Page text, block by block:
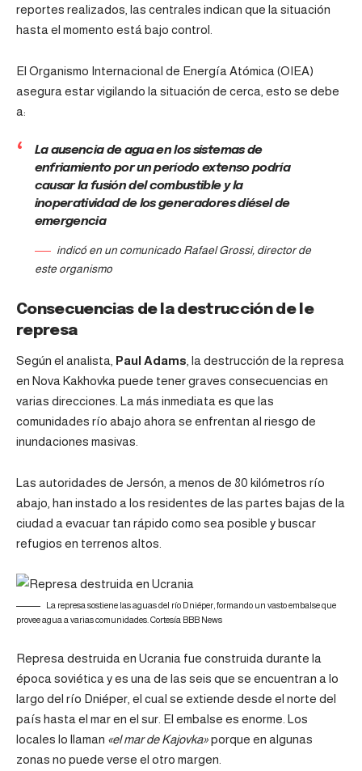
reportes realizados, las centrales indican que la situación
hasta el momento está bajo control.
El Organismo Internacional de Energía Atómica (OIEA)
asegura estar vigilando la situación de cerca, esto se debe
a:
La ausencia de agua en los sistemas de
enfriamiento por un período extenso podría
causar la fusión del combustible y la
inoperatividad de los generadores diésel de
emergencia
indicó en un comunicado Rafael Grossi, director de
este organismo
Consecuencias de la destrucción de le
represa
Según el analista, Paul Adams, la destrucción de la represa
en Nova Kakhovka puede tener graves consecuencias en
varias direcciones. La más inmediata es que las
comunidades río abajo ahora se enfrentan al riesgo de
inundaciones masivas.
Las autoridades de Jersón, a menos de 80 kilómetros río
abajo, han instado a los residentes de las partes bajas de la
ciudad a evacuar tan rápido como sea posible y buscar
refugios en terrenos altos.
La represa sostiene las aguas del río Dniéper, formando un vasto embalse que
provee agua a varias comunidades. Cortesía BBB News
Represa destruida en Ucrania fue construida durante la
época soviética y es una de las seis que se encuentran a lo
largo del río Dniéper, el cual se extiende desde el norte del
país hasta el mar en el sur. El embalse es enorme. Los
locales lo llaman «el mar de Kajovka»porque en algunas
zonas no puede verse el otro margen.